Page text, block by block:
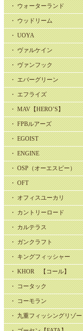
・ ウォーターランド
・ ウッドリーム
・ UOYA
・ ヴァルケイン
・ ヴァンフック
・ エバーグリーン
・ エフライズ
・ MAV【HERO’S】
・ FPBルアーズ
・ EGOIST
・ ENGINE
・ OSP（オーエスピー）
・ OFT
・ オフィスユーカリ
・ カントリーロード
・ カルテラス
・ ガンクラフト
・ キングフィッシャー
・ KHOR 【コール】
・ コータック
・ コーモラン
・ 九重フィッシングリゾ